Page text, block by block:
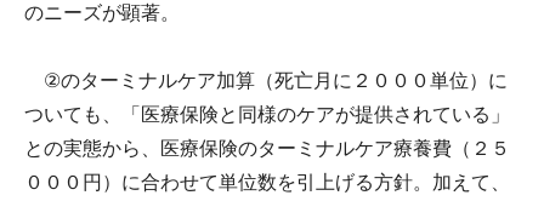
のニーズが顕著。
②のターミナルケア加算（死亡月に２０００単位）に
ついても、「医療保険と同様のケアが提供されている」
との実態から、医療保険のターミナルケア療養費（２５
０００円）に合わせて単位数を引上げる方針。加えて、